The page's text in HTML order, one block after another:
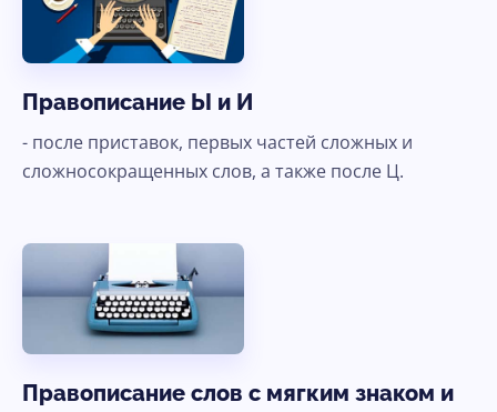
Правописание Ы и И
- после приставок, первых частей сложных и
сложносокращенных слов, а также после Ц.
Правописание слов с мягким знаком и